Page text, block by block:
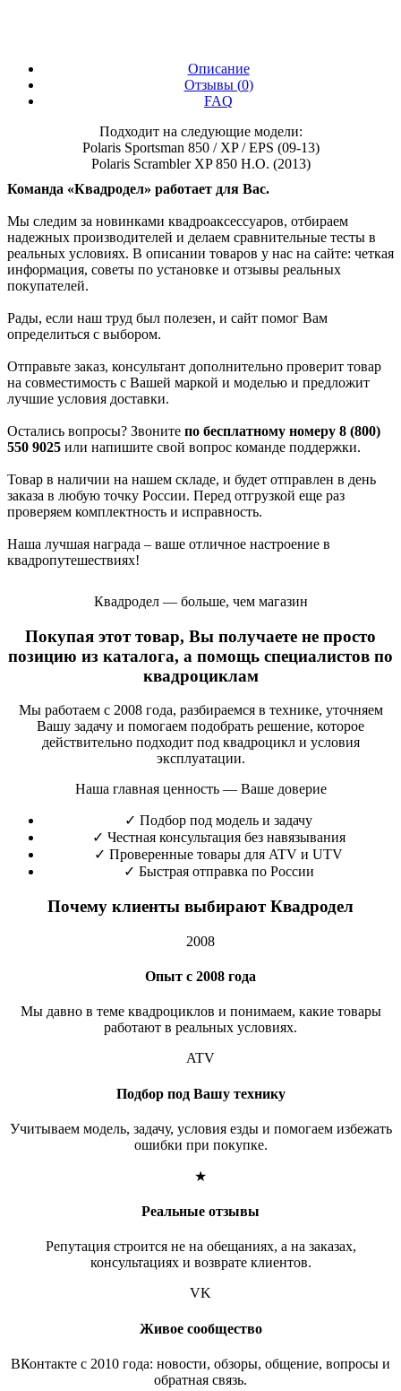
Описание
Отзывы (0)
FAQ
Подходит на следующие модели:
Polaris Sportsman 850 / XP / EPS (09-13)
Polaris Scrambler XP 850 H.O. (2013)
Команда «Квадродел» работает для Вас.
Мы следим за новинками квадроаксессуаров, отбираем
надежных производителей и делаем сравнительные тесты в
реальных условиях. В описании товаров у нас на сайте: четкая
информация, советы по установке и отзывы реальных
покупателей.
Рады, если наш труд был полезен, и сайт помог Вам
определиться с выбором.
Отправьте заказ, консультант дополнительно проверит товар
на совместимость с Вашей маркой и моделью и предложит
лучшие условия доставки.
Остались вопросы? Звоните по бесплатному номеру 8 (800)
550 9025 или напишите свой вопрос команде поддержки.
Товар в наличии на нашем складе, и будет отправлен в день
заказа в любую точку России. Перед отгрузкой еще раз
проверяем комплектность и исправность.
Наша лучшая награда – ваше отличное настроение в
квадропутешествиях!
Квадродел — больше, чем магазин
Покупая этот товар, Вы получаете не просто
позицию из каталога, а помощь специалистов по
квадроциклам
Мы работаем с 2008 года, разбираемся в технике, уточняем
Вашу задачу и помогаем подобрать решение, которое
действительно подходит под квадроцикл и условия
эксплуатации.
Наша главная ценность — Ваше доверие
✓ Подбор под модель и задачу
✓ Честная консультация без навязывания
✓ Проверенные товары для ATV и UTV
✓ Быстрая отправка по России
Почему клиенты выбирают Квадродел
2008
Опыт с 2008 года
Мы давно в теме квадроциклов и понимаем, какие товары
работают в реальных условиях.
ATV
Подбор под Вашу технику
Учитываем модель, задачу, условия езды и помогаем избежать
ошибки при покупке.
★
Реальные отзывы
Репутация строится не на обещаниях, а на заказах,
консультациях и возврате клиентов.
VK
Живое сообщество
ВКонтакте с 2010 года: новости, обзоры, общение, вопросы и
обратная связь.